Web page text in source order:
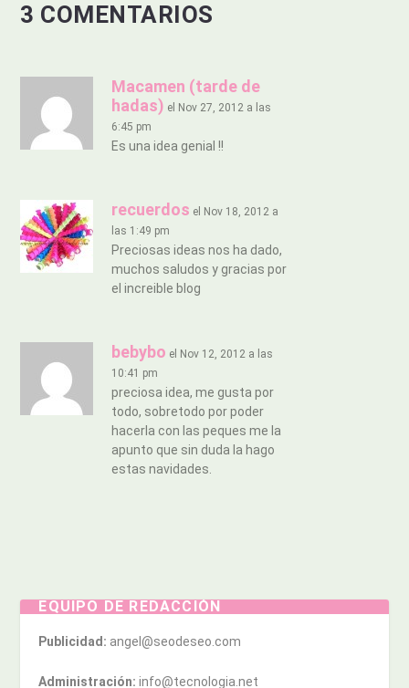
3 COMENTARIOS
Macamen (tarde de
hadas) el Nov 27, 2012 a las
6:45 pm
Es una idea genial !!
recuerdos el Nov 18, 2012 a
las 1:49 pm
Preciosas ideas nos ha dado,
muchos saludos y gracias por
el increible blog
bebybo el Nov 12, 2012 a las
10:41 pm
preciosa idea, me gusta por
todo, sobretodo por poder
hacerla con las peques me la
apunto que sin duda la hago
estas navidades.
EQUIPO DE REDACCIÓN
Publicidad: angel@seodeseo.com
Administración: info@tecnologia.net